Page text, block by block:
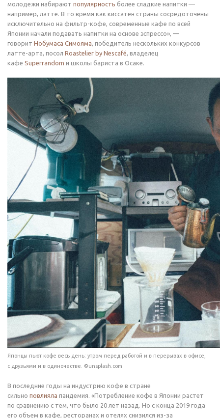
молодежи набирают популярность более сладкие напитки —
например, латте. В то время как киссатен страны сосредоточены
исключительно на фильтр-кофе, современные кафе по всей
Японии начали подавать напитки на основе эспрессо», —
говорит Нобумаса Симояма, победитель нескольких конкурсов
латте-арта, посол Roastelier by Nescafé, владелец
кафе Superrandom и школы бариста в Осаке.
Японцы пьют кофе весь день: утром перед работой и в перерывах в офисе,
с друзьями и в одиночестве. ©unsplash.com
В последние годы на индустрию кофе в стране
сильно повлияла пандемия. «Потребление кофе в Японии растет
по сравнению с тем, что было 20 лет назад. Но с конца 2019 года
его объем в кафе, ресторанах и отелях снизился из-за